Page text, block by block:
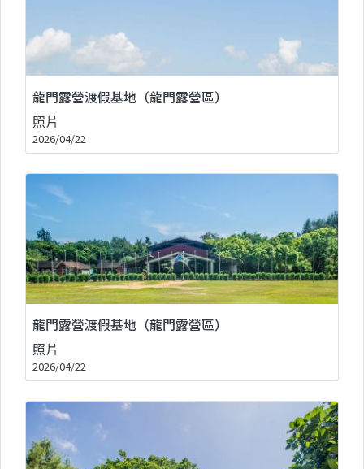
龍門露營渡假基地（龍門露營區）
照片
2026/04/22
龍門露營渡假基地（龍門露營區）
照片
2026/04/22